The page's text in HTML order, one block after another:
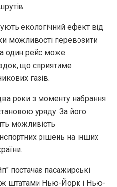
екологічний ефект від
можливості перевозити
один рейс може
що сприятиме
газів.
роки з моменту набрання
уряду. За його
можливість
рішень на інших
постачає пасажирські
штатами Нью-Йорк і Нью-